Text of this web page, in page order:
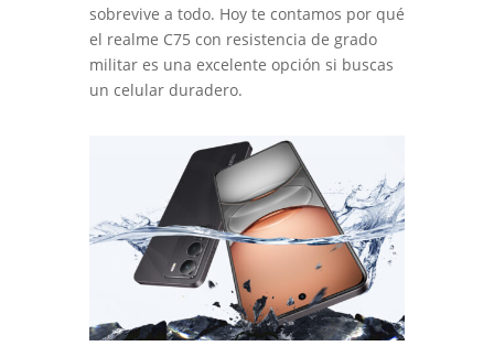
sobrevive a todo. Hoy te contamos por qué
el realme C75 con resistencia de grado
militar es una excelente opción si buscas
un celular duradero.